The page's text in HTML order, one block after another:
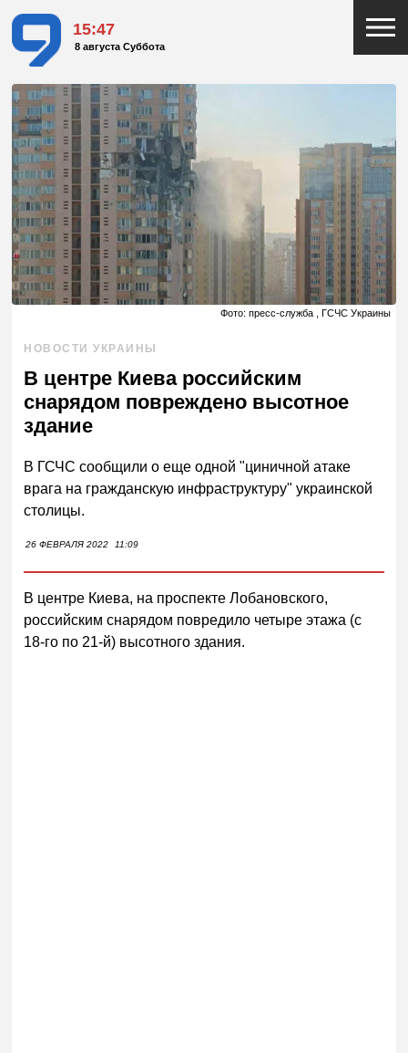
15:47
8 августа Суббота
Фото: пресс-служба , ГСЧС Украины
НОВОСТИ УКРАИНЫ
В центре Киева российским
снарядом повреждено высотное
здание
В ГСЧС сообщили о еще одной "циничной атаке
врага на гражданскую инфраструктуру" украинской
столицы.
26 ФЕВРАЛЯ 2022 11:09
В центре Киева, на проспекте Лобановского,
российским снарядом повредило четыре этажа (с
18-го по 21-й) высотного здания.